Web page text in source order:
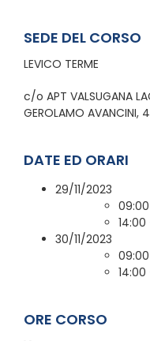
SEDE DEL CORSO
LEVICO TERME
c/o APT VALSUGANA
GEROLAMO AVANCINI, 4
DATE ED ORARI
29/11/2023
09:00
14:00
30/11/2023
09:00
14:00
ORE CORSO